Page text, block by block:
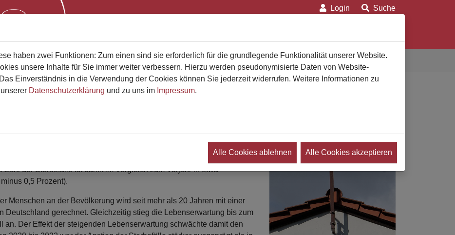
Login Suche
in etwa auf Vorjahresniveau
mitteilt, sind im Jahr 2025 in Deutschland nach vorläufigen Ergebnissen
der Sterbefälle ist damit im Vergleich zum Vorjahr in etwa
0,5 Prozent).
Menschen an der Bevölkerung wird seit mehr als 20 Jahren mit einer
Deutschland gerechnet. Gleichzeitig stieg die Lebenserwartung bis zum
an. Der Effekt der steigenden Lebenserwartung schwächte damit den
haben zwei Funktionen: Zum einen sind sie erforderlich für die grundlegende Funktionalität unserer Website.
unsere Inhalte für Sie immer weiter verbessern. Hierzu werden pseudonymisierte Daten von Website-
Einverständnis in die Verwendung der Cookies können Sie jederzeit widerrufen. Weitere Informationen zu
Datenschutzerklärung und zu uns im Impressum.
Alle Cookies ablehnen Alle Cookies akzeptieren